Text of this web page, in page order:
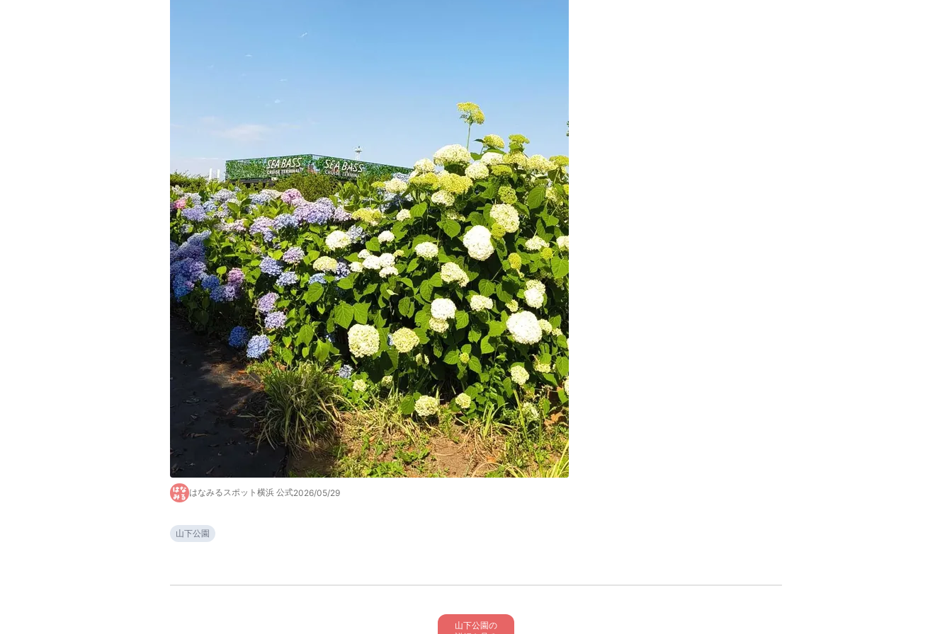
はなみるスポット横浜 公式2026/05/29
山下公園
山下公園の